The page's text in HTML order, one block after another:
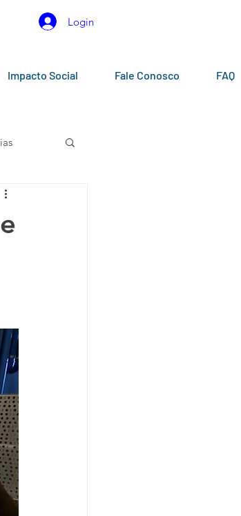
Login
Impacto Social Fale Conosco FAQ